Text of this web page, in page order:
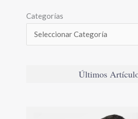
Categorías
Últimos